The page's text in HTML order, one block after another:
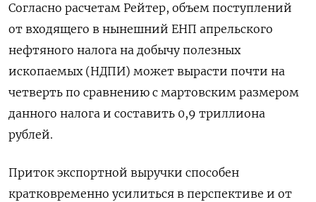
Согласно расчетам Рейтер, объем поступлений
от входящего в нынешний ЕНП апрельского
нефтяного налога на добычу полезных
ископаемых (НДПИ) может вырасти почти на
четверть по сравнению с мартовским размером
данного налога и составить 0,9 триллиона
рублей.
Приток экспортной выручки способен
кратковременно усилиться в перспективе и от